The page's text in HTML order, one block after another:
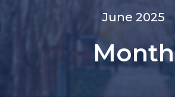
June 2025
Month